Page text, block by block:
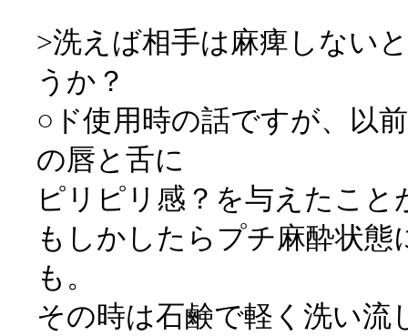
>洗えば相手は麻痺しない
うか？
○ド使用時の話ですが、以
の唇と舌に
ピリピリ感？を与えたこと
もしかしたらプチ麻酔状
も。
その時は石鹸で軽く洗い流